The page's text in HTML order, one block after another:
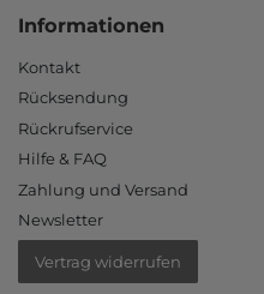
Informationen
Kontakt
Rücksendung
Rückrufservice
Hilfe & FAQ
Zahlung und Versand
Newsletter
Vertrag widerrufen